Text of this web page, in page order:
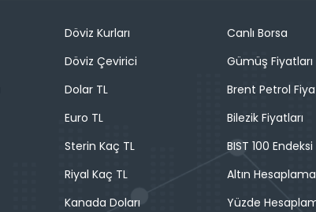
Döviz Kurları
Döviz Çevirici
Dolar TL
Euro TL
Sterin Kaç TL
Riyal Kaç TL
Kanada Doları
Canlı Borsa
Gümüş Fiyatları
Brent Petrol
Bilezik Fiyatları
BIST 100 Endeksi
Altın Hesaplama
Yüzde